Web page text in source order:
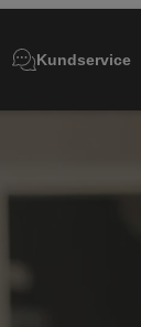
Kundservice